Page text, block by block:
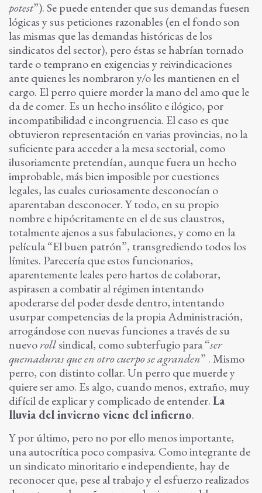
potest”). Se puede entender que sus demandas fuesen
lógicas y sus peticiones razonables (en el fondo son
las mismas que las demandas históricas de los
sindicatos del sector), pero éstas se habrían tornado
tarde o temprano en exigencias y reivindicaciones
ante quienes les nombraron y/o les mantienen en el
cargo. El perro quiere morder la mano del amo que le
da de comer. Es un hecho insólito e ilógico, por
incompatibilidad e incongruencia. El caso es que
obtuvieron representación en varias provincias, no la
suficiente para acceder a la mesa sectorial, como
ilusoriamente pretendían, aunque fuera un hecho
improbable, más bien imposible por cuestiones
legales, las cuales curiosamente desconocían o
aparentaban desconocer. Y todo, en su propio
nombre e hipócritamente en el de sus claustros,
totalmente ajenos a sus fabulaciones, y como en la
película “El buen patrón”, transgrediendo todos los
límites. Parecería que estos funcionarios,
aparentemente leales pero hartos de colaborar,
aspirasen a combatir al régimen intentando
apoderarse del poder desde dentro, intentando
usurpar competencias de la propia Administración,
arrogándose con nuevas funciones a través de su
nuevorollsindical, como subterfugio para “ser
quemaduras que en otro cuerpo se agranden” . Mismo
perro, con distinto collar. Un perro que muerde y
quiere ser amo. Es algo, cuando menos, extraño, muy
difícil de explicar y complicado de entender.La
lluvia del invierno viene del infierno.
Y por último, pero no por ello menos importante,
una autocrítica poco compasiva. Como integrante de
un sindicato minoritario e independiente, hay de
reconocer que, pese al trabajo y el esfuerzo realizados